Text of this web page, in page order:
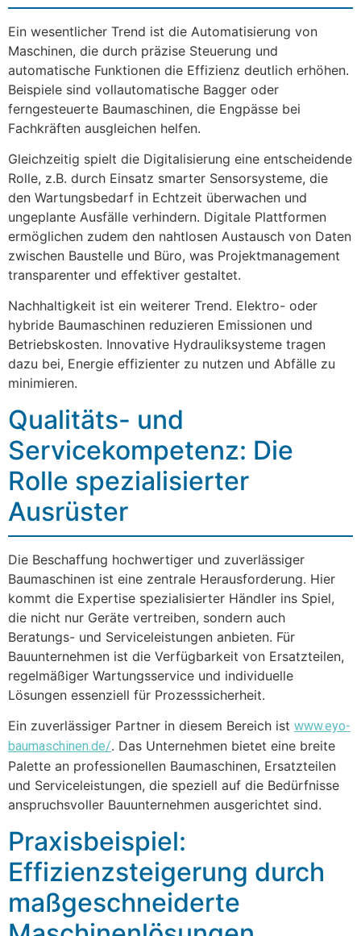
Ein wesentlicher Trend ist die Automatisierung von
Maschinen, die durch präzise Steuerung und
automatische Funktionen die Effizienz deutlich erhöhen.
Beispiele sind vollautomatische Bagger oder
ferngesteuerte Baumaschinen, die Engpässe bei
Fachkräften ausgleichen helfen.
Gleichzeitig spielt die Digitalisierung eine entscheidende
Rolle, z.B. durch Einsatz smarter Sensorsysteme, die
den Wartungsbedarf in Echtzeit überwachen und
ungeplante Ausfälle verhindern. Digitale Plattformen
ermöglichen zudem den nahtlosen Austausch von Daten
zwischen Baustelle und Büro, was Projektmanagement
transparenter und effektiver gestaltet.
Nachhaltigkeit ist ein weiterer Trend. Elektro- oder
hybride Baumaschinen reduzieren Emissionen und
Betriebskosten. Innovative Hydrauliksysteme tragen
dazu bei, Energie effizienter zu nutzen und Abfälle zu
minimieren.
Qualitäts- und
Servicekompetenz: Die
Rolle spezialisierter
Ausrüster
Die Beschaffung hochwertiger und zuverlässiger
Baumaschinen ist eine zentrale Herausforderung. Hier
kommt die Expertise spezialisierter Händler ins Spiel,
die nicht nur Geräte vertreiben, sondern auch
Beratungs- und Serviceleistungen anbieten. Für
Bauunternehmen ist die Verfügbarkeit von Ersatzteilen,
regelmäßiger Wartungsservice und individuelle
Lösungen essenziell für Prozesssicherheit.
Ein zuverlässiger Partner in diesem Bereich ist www.eyo-
baumaschinen.de/. Das Unternehmen bietet eine breite
Palette an professionellen Baumaschinen, Ersatzteilen
und Serviceleistungen, die speziell auf die Bedürfnisse
anspruchsvoller Bauunternehmen ausgerichtet sind.
Praxisbeispiel:
Effizienzsteigerung durch
maßgeschneiderte